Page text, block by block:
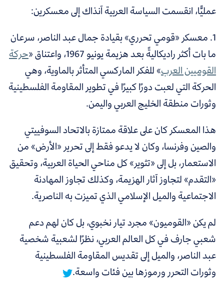
عمليًّا، انقسمت السياسة العربية آنذاك إلى معسكرين:
1. معسكر «قومي تحرري» بقيادة جمال عبد الناصر، سرعان
ما بات أكثر راديكاليةً بعد هزيمة يونيو 1967، واعتناق
«حركة
القوميين العرب»للفكر الماركسي المتأثر بالماوية، وهي
الحركة التي لعبت دورًا كبيرًا في تطوير المقاومة الفلسطينية
وثورات منطقة الخليج العربي واليمن.
هذا المعسكر كان على علاقة ممتازة بالاتحاد السوفييتي
والصين وفرنسا، وكان لا يدعو فقط إلى تحرير «الأرض» من
الاستعمار، بل إلى «تثوير» كل مناحي الحياة العربية، وتحقيق
«التقدم» لتجاوز آثار الهزيمة، وكذلك تجاوز المهادنة
الاجتماعية والميل الإسلامي الذي تميزت به الناصرية.
لم يكن «القوميون» مجرد تيار نخبوي، بل كان لهم دعم
شعبي جارف في كل العالم العربي، نظرًا لشعبية شخصية
عبد الناصر، والميل إلى تقديس المقاومة الفلسطينية
وثورات التحرر ورموزها بين فئات واسعة.